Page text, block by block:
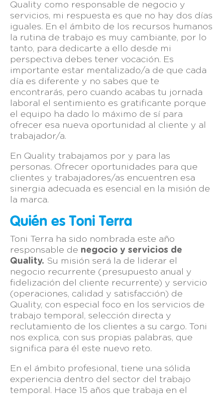
Quality como responsable de negocio y
servicios, mi respuesta es que no hay dos días
iguales. En el ámbito de los recursos humanos
la rutina de trabajo es muy cambiante, por lo
tanto, para dedicarte a ello desde mi
perspectiva debes tener vocación. Es
importante estar mentalizado/a de que cada
día es diferente y no sabes que te
encontrarás, pero cuando acabas tu jornada
laboral el sentimiento es gratificante porque
el equipo ha dado lo máximo de sí para
ofrecer esa nueva oportunidad al cliente y al
trabajador/a.
En Quality trabajamos por y para las
personas. Ofrecer oportunidades para que
clientes y trabajadores/as encuentren esa
sinergia adecuada es esencial en la misión de
la marca.
Quién es Toni Terra
Toni Terra ha sido nombrada este año
responsable de negocio y servicios de
Quality. Su misión será la de liderar el
negocio recurrente (presupuesto anual y
fidelización del cliente recurrente) y servicio
(operaciones, calidad y satisfacción) de
Quality, con especial foco en los servicios de
trabajo temporal, selección directa y
reclutamiento de los clientes a su cargo. Toni
nos explica, con sus propias palabras, que
significa para él este nuevo reto.
En el ámbito profesional, tiene una sólida
experiencia dentro del sector del trabajo
temporal. Hace 15 años que trabaja en el